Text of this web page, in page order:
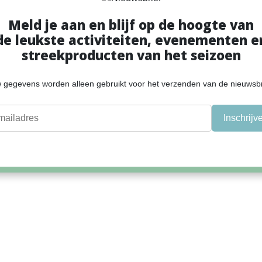
Meld je aan en blijf op de hoogte van
leukste activiteiten, evenementen
streekproducten van het seizoen
gegevens worden alleen gebruikt voor het verzenden van de